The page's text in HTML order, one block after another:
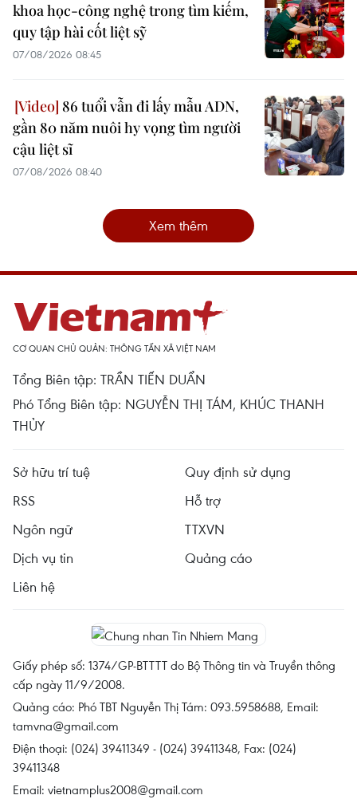
khoa học-công nghệ trong tìm kiếm,
quy tập hài cốt liệt sỹ
07/08/2026 08:45
86 tuổi vẫn đi lấy mẫu ADN,
gần 80 năm nuôi hy vọng tìm người
cậu liệt sĩ
07/08/2026 08:40
Xem thêm
CƠ QUAN CHỦ QUẢN: THÔNG TẤN XÃ VIỆT NAM
Tổng Biên tập: TRẦN TIẾN DUẨN
Phó Tổng Biên tập: NGUYỄN THỊ TÁM, KHÚC THANH
THỦY
Sở hữu trí tuệ
Quy định sử dụng
RSS
Hỗ trợ
Ngôn ngữ
TTXVN
Dịch vụ tin
Quảng cáo
Liên hệ
Giấy phép số: 1374/GP-BTTTT do Bộ Thông tin và Truyền thông
cấp ngày 11/9/2008.
Quảng cáo: Phó TBT Nguyễn Thị Tám: 093.5958688, Email:
tamvna@gmail.com
Điện thoại: (024) 39411349 - (024) 39411348, Fax: (024)
39411348
Email: vietnamplus2008@gmail.com